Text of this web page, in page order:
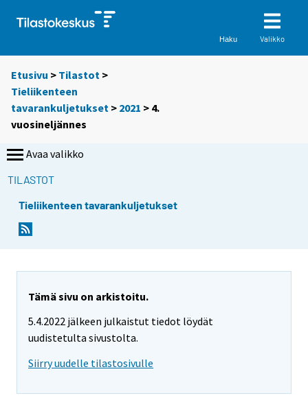
Haku Valikko
Etusivu > Tilastot >
Tieliikenteen
tavarankuljetukset > 2021 > 4.
vuosineljännes
Avaa valikko
TILASTOT
Tieliikenteen tavarankuljetukset
Tämä sivu on arkistoitu.
5.4.2022 jälkeen julkaistut tiedot löydät
uudistetulta sivustolta.
Siirry uudelle tilastosivulle